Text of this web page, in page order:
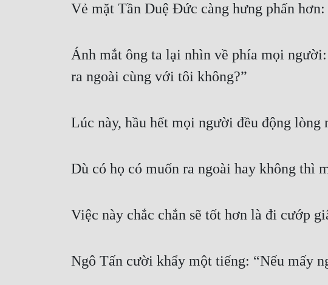
Vẻ mặt Tần Duệ Đức càng hưng phấn
Ánh mắt ông ta lại nhìn về phía mọi
ra ngoài cùng với tôi không?”
Lúc này, hầu hết mọi người đều động
Dù có họ có muốn ra ngoài hay không thì
Việc này chắc chắn sẽ tốt hơn là đi cướp
Ngô Tấn cười khẩy một tiếng: “Nếu mấy